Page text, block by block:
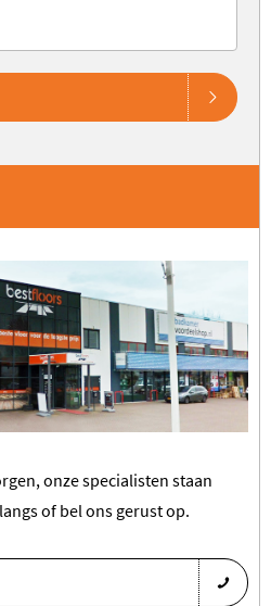
onze specialisten staan
of bel ons gerust op.